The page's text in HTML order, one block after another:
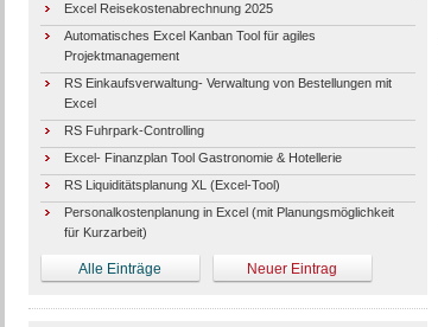
Excel Reisekostenabrechnung 2025
Automatisches Excel Kanban Tool für agiles
Projektmanagement
RS Einkaufsverwaltung- Verwaltung von Bestellungen mit
Excel
RS Fuhrpark-Controlling
Excel- Finanzplan Tool Gastronomie & Hotellerie
RS Liquiditätsplanung XL (Excel-Tool)
Personalkostenplanung in Excel (mit Planungsmöglichkeit
für Kurzarbeit)
Alle Einträge Neuer Eintrag